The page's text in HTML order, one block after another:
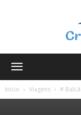
Início
Viagens #